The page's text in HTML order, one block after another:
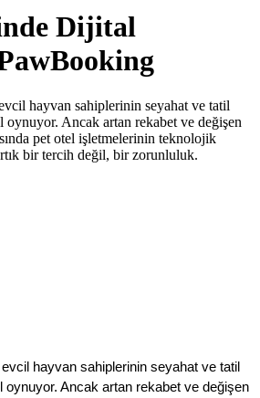
Dijital
hayvan sahiplerinin seyahat ve tatil
oynuyor. Ancak artan rekabet ve değişen
pet otel işletmelerinin teknolojik
bir tercih değil, bir zorunluluk.
hayvan sahiplerinin seyahat ve tatil
oynuyor. Ancak artan rekabet ve değişen